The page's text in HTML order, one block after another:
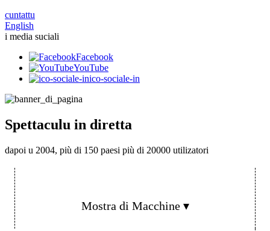
cuntattu
English
i media suciali
Facebook
YouTube
ico-sociale-in
Spettaculu in diretta
dapoi u 2004, più di 150 paesi più di 20000 utilizatori
Mostra di Macchine ▾